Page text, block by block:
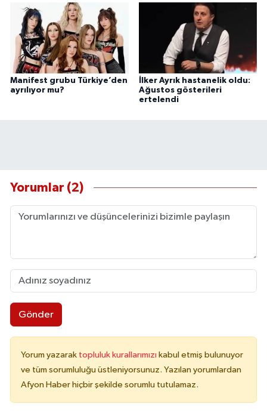
Manifest grubu Türkiye’den
ayrılıyor mu?
İlker Ayrık hastanelik oldu:
Ağustos gösterileri
ertelendi
Yorumlar (2)
Gönder
Yorum yazarak topluluk kurallarımızı kabul etmiş bulunuyor
ve tüm sorumluluğu üstleniyorsunuz. Yazılan yorumlardan
Afyon Haber hiçbir şekilde sorumlu tutulamaz.